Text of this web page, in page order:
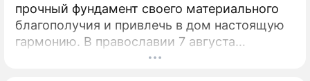
прочный фундамент своего материального
благополучия и привлечь в дом настоящую
гармонию. В православии 7 августа
почитают память праведной Анны, матери